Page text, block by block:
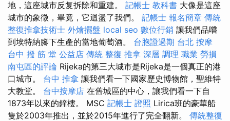
地，這座城市反复拆除和重建。 記帳士 教科書 大像是這座
城市的象徵，畢竟，它迴盪了我們。 記帳士 報名簡章 傳統
整復推拿技術士 外燴擺盤 local seo 數位行銷 讓我們品嚐
到埃特納腳下生產的當地葡萄酒。 台胞證過期 台北 按摩
台中 撥 筋 堂 公益店 傳統 整復 推拿 深層 調理 職業 勞損
南屯區的評論 Rijeka的第三大城市是Rijeka是一個真正的港
口城市。 台中 推拿 讓我們看一下國家歷史博物館，聖維特
大教堂。 台中按摩店 在舊城區的中心，讓我們看一下自
1873年以來的鐘樓。 MSC 記帳士 證照 Lirica班的豪華船
隻於2003年推出，並於2015年進行了完全翻新。 傳統整復